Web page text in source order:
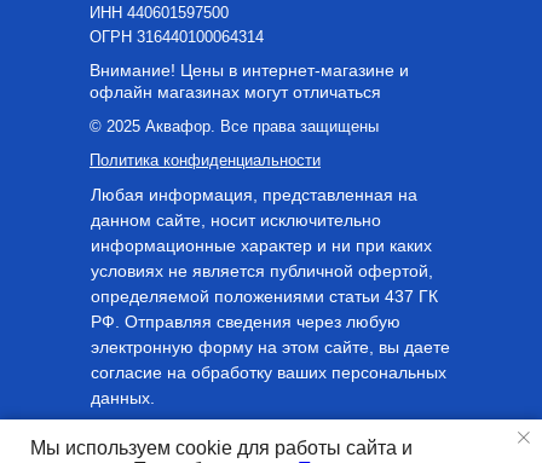
Мы используем cookie для работы сайта и
© 2025 Аквафор. Все права защищены
Политика конфиденциальности
Внимание! Цены в интернет-магазине и
офлайн магазинах могут отличаться
Любая информация, представленная на
данном сайте, носит исключительно
информационные характер и ни при каких
условиях не является публичной офертой,
определяемой положениями статьи 437 ГК
РФ. Отправляя сведения через любую
электронную форму на этом сайте, вы даете
согласие на обработку ваших персональных
данных.
ИНН 440601597500
OГРН 316440100064314